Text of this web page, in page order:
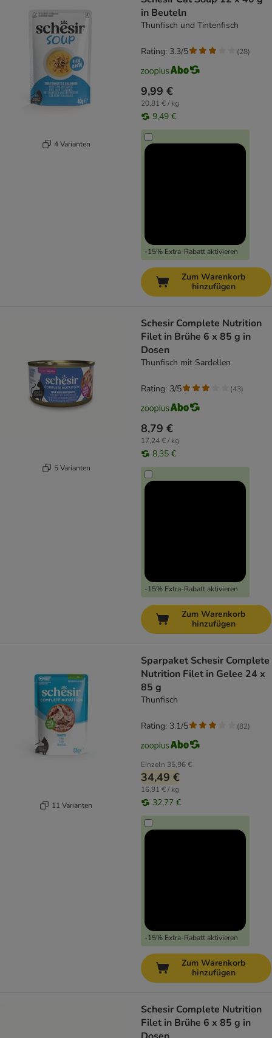
4 Varianten
in Beuteln
Thunfisch und Tintenfisch
9,99 €
20,81 € / kg
9,49 €
-15% Extra-Rabatt aktivieren
Rating: 3.3/5 (28)
Zum Warenkorb
hinzufügen
5 Varianten
Schesir Complete Nutrition
Filet in Brühe 6 x 85 g in
Dosen
Thunfisch mit Sardellen
8,79 €
17,24 € / kg
8,35 €
-15% Extra-Rabatt aktivieren
Rating: 3/5 (43)
Zum Warenkorb
hinzufügen
11 Varianten
Sparpaket Schesir Complete
Nutrition Filet in Gelee 24 x
85 g
Thunfisch
Einzeln 35,96 €
34,49 €
16,91 € / kg
32,77 €
-15% Extra-Rabatt aktivieren
Rating: 3.1/5 (82)
Zum Warenkorb
hinzufügen
Schesir Complete Nutrition
Filet in Brühe 6 x 85 g in